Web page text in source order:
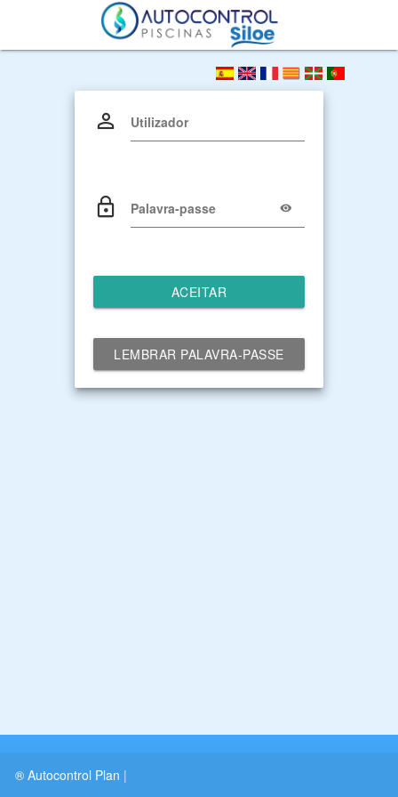
Utilizador
Palavra-passe
ACEITAR
LEMBRAR PALAVRA-PASSE
® Autocontrol Plan |